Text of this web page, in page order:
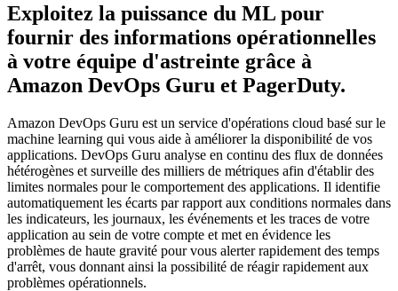
Exploitez la puissance du ML pour
fournir des informations opérationnelles
à votre équipe d'astreinte grâce à
Amazon DevOps Guru et PagerDuty.
Amazon DevOps Guru est un service d'opérations cloud basé sur le
machine learning qui vous aide à améliorer la disponibilité de vos
applications. DevOps Guru analyse en continu des flux de données
hétérogènes et surveille des milliers de métriques afin d'établir des
limites normales pour le comportement des applications. Il identifie
automatiquement les écarts par rapport aux conditions normales dans
les indicateurs, les journaux, les événements et les traces de votre
application au sein de votre compte et met en évidence les
problèmes de haute gravité pour vous alerter rapidement des temps
d'arrêt, vous donnant ainsi la possibilité de réagir rapidement aux
problèmes opérationnels.